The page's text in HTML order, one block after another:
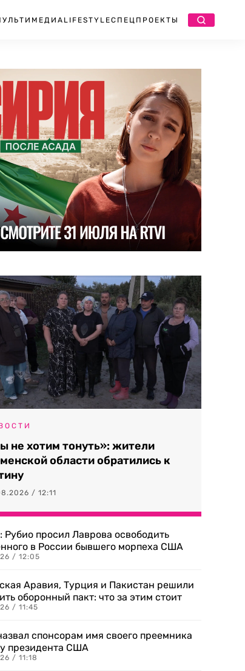
LIFESTYLEСПЕЦПРОЕКТЫ
не хотим тонуть»: жители
области обратились к
/ 12:11
Рубио просил Лаврова освободить
в России бывшего морпеха США
/ 12:05
Аравия, Турция и Пакистан решили
оборонный пакт: что за этим стоит
/ 11:45
спонсорам имя своего преемника
президента США
/ 11:18